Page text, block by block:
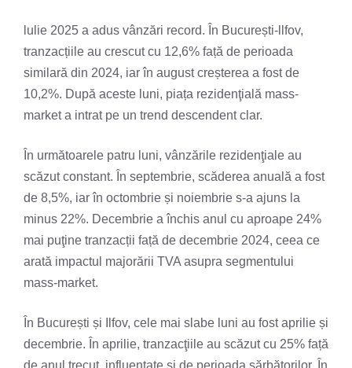
lulie 2025 a adus vânzări record. În București-llfov,
tranzacțiile au crescut cu 12,6% față de perioada
similară din 2024, iar în august creșterea a fost de
10,2%. După aceste luni, piața rezidenţială mass-
market a intrat pe un trend descendent clar.
În următoarele patru luni, vânzările rezidenţiale au
scăzut constant. În septembrie, scăderea anuală a fost
de 8,5%, iar în octombrie și noiembrie s-a ajuns la
minus 22%. Decembrie a închis anul cu aproape 24%
mai puţine tranzacții față de decembrie 2024, ceea ce
arată impactul majorării TVA asupra segmentului
mass-market.
În București și Ilfov, cele mai slabe luni au fost aprilie și
decembrie. În aprilie, tranzacţiile au scăzut cu 25% față
de anul trecut, influențate și de perioada sărbătorilor. În